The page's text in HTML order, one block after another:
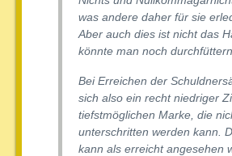
was andere daher für sie
Aber auch dies ist nicht das
könnte man noch durchfüttern.
Bei Erreichen der
sich also ein recht niedriger
tiefstmöglichen Marke, die
unterschritten werden kann.
kann als erreicht angesehen